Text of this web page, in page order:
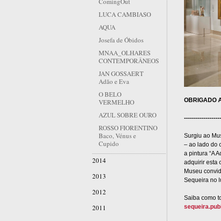
OBRIGADO
Surgiu ao
– ao lado do
a pintura “A
adquirir esta
Museu
Sequeira no
Saiba como
LUCA CAMBIASO
AQUA
Josefa de Óbidos
MNAA_OLHARES
CONTEMPORÂNEOS
JAN GOSSAERT
Adão e Eva
O BELO
VERMELHO
AZUL SOBRE OURO
ROSSO FIORENTINO
Baco, Vénus e
Cupido
2014
2013
2012
2011